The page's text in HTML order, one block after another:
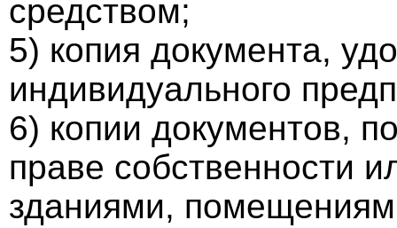
средством;
5) копия документа,
индивидуального
6) копии документов,
праве собственности
зданиями,